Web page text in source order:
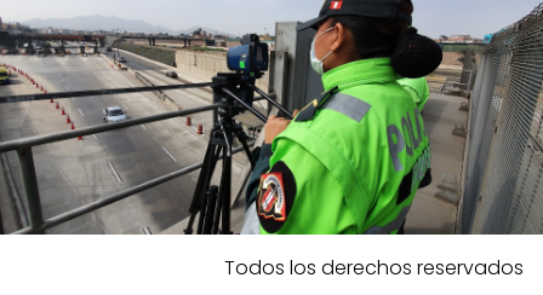
Todos los derechos reservados